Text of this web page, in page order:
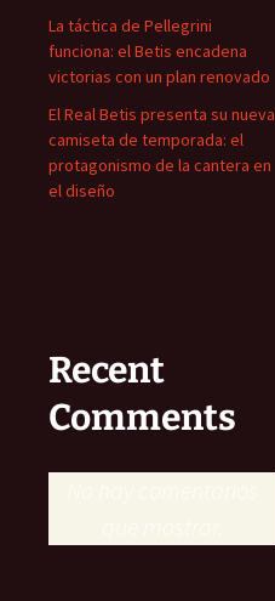
La táctica de Pellegrini
funciona: el Betis encadena
victorias con un plan renovado
El Real Betis presenta su nueva
camiseta de temporada: el
protagonismo de la cantera en
el diseño
Recent
Comments